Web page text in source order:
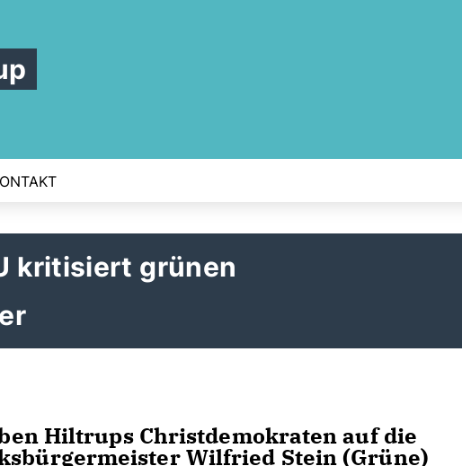
kritisiert grünen
Hiltrups Christdemokraten auf die
Wilfried Stein (Grüne)